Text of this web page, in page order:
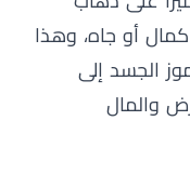
أو جاه، وهذا
الجسد إلى
والمال